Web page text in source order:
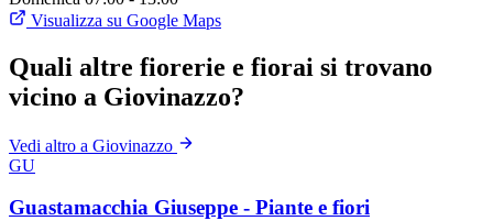
Visualizza su Google Maps
Quali altre fiorerie e fiorai si trovano
vicino a Giovinazzo?
Vedi altro a Giovinazzo
GU
Guastamacchia Giuseppe - Piante e fiori